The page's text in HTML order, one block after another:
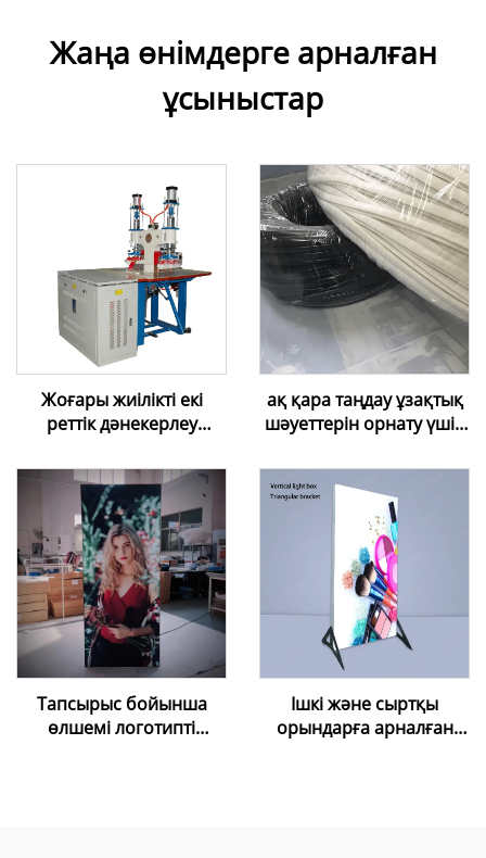
Жаңа өнімдерге арналған
ұсыныстар
Жоғары жиілікті екі
реттік дәнекерлеу
созылатын таван
пленкасы үшін
ақ қара таңдау ұзақтық
шәуеттерін орнату үшін
шәуеті сапасы жоғары
Тапсырыс бойынша
өлшемі логотипті
Ішкі және сыртқы
орындарға арналған